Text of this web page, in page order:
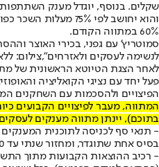
שקלים. בנוסף, יוגדל מענק
והוא יחושב לפי 75%
60% במתווה הקודם.
סמוטריץ' עם גפני, בכירי האוצר
לנשימה לעסקים ולאזרחים",צילום:
לאחר הצגת הטיוטא הראשונית של
פעל יחד עם נציגי הקואליציה
הפיצויים ולהסכמות עם השחקנים
המתווה, מעבר לפיצויים הקבועים
בתוכם), יינתן מתווה מענקים
בסיס אחת שתוגדר, ומחזור שנתי עד 400 מיליון שקלים.